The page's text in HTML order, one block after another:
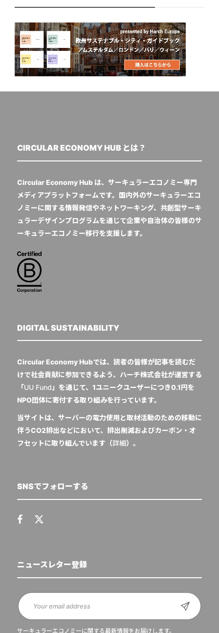
CIRCULAR ECONOMY HUB とは？
Circular Economy Hub は、サーキュラーエコノミー専門
メディアプラットフォームです。国内外のサーキュラーエコ
ノミーに関する情報発信やネットワーキング、共創型サーキ
ュラーデザインプログラムを通じて企業や自治体の皆様のサ
ーキュラーエコノミー移行を支援します。
DIGITAL SUSTAINABILITY
Circular Economy Hubでは、読者の皆様が記事を読むだ
けで社会貢献に参加できるよう、ハーチ株式会社が運営する
「UU Fund 」を通じて、1ユニークユーザーにつき0.1円を
NPO団体に寄付する取り組みを行っています。
当サイトは、サーバーの電力使用と取材活動のための移動に
伴うCO2排出などにおいて、排出削減およびカーボン・オ
フセットに取り組んでいます（詳細）。
SNSでフォローする
ニュースレター登録
サーキュラーエコノミーに関する最新情報をお届けします。